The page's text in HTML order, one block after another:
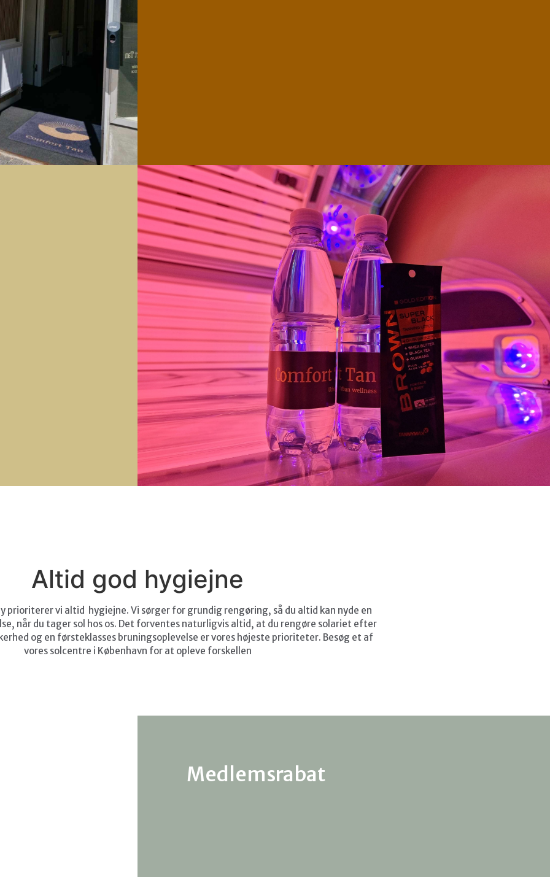
Altid god hygiejne
prioriterer vi altid hygiejne. Vi sørger forgrundig rengøring, så du altid kan nyde en
når du tager sol hos os. Det forventes naturligvis altid, at du rengøre solariet efter
og en førsteklasses bruningsoplevelse er vores højeste prioriteter. Besøg et af
vores solcentre i København for at opleve forskellen
Medlemsrabat